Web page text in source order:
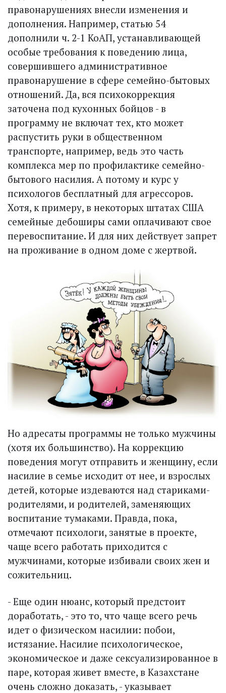
правонарушениях внесли изменения и
дополнения. Например, статью 54
дополнили ч. 2-1 КоАП, устанавливающей
особые требования к поведению лица,
совершившего административное
правонарушение в сфере семейно-бытовых
отношений. Да, вся психокоррекция
заточена под кухонных бойцов - в
программу не включат тех, кто может
распус­тить руки в общественном
транспорте, например, ведь это часть
комплекса мер по профилактике семейно-
бытового насилия. А потому и курс у
психологов бесплатный для агрессоров.
Хотя, к примеру, в некоторых штатах США
семейные дебоширы сами оплачивают свое
перевоспитание. И для них действует запрет
на проживание в одном доме с жертвой.
Но адресаты программы не только мужчины
(хотя их большинство). На коррекцию
поведения могут отправить и женщину, если
насилие в семье исходит от нее, и взрослых
детей, которые издеваются над стариками-
родителями, и родителей, заменяющих
воспитание тумаками. Правда, пока,
отмечают психологи, занятые в проекте,
чаще всего работать приходится с
мужчинами, которые избивали своих жен и
сожительниц.
- Еще один нюанс, который предстоит
доработать, - это то, что чаще всего речь
идет о физическом насилии: побои,
истязание. Насилие психологическое,
экономическое и даже сексуализированное в
паре, которая живет вместе, в Казахстане
очень сложно доказать, - указывает